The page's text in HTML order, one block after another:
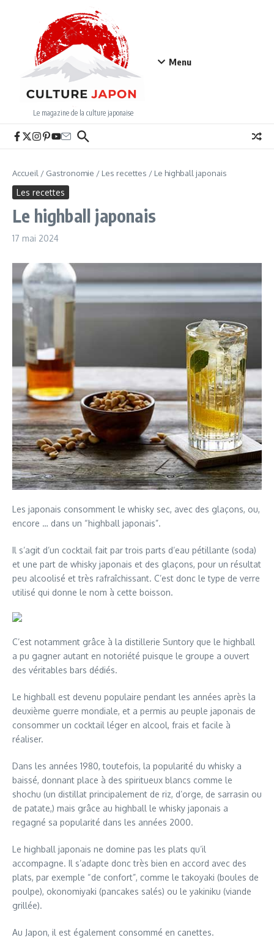
Le magazine de la culture japonaise
Menu
Accueil / Gastronomie / Les recettes / Le highball japonais
Les recettes
Le highball japonais
17 mai 2024
Les japonais consomment le whisky sec, avec des glaçons, ou,
encore … dans un “highball japonais”.
Il s’agit d’un cocktail fait par trois parts d’eau pétillante (soda)
et une part de whisky japonais et des glaçons, pour un résultat
peu alcoolisé et très rafraîchissant. C’est donc le type de verre
utilisé qui donne le nom à cette boisson.
C’est notamment grâce à la distillerie Suntory que le highball
a pu gagner autant en notoriété puisque le groupe a ouvert
des véritables bars dédiés.
Le highball est devenu populaire pendant les années après la
deuxième guerre mondiale, et a permis au peuple japonais de
consommer un cocktail léger en alcool, frais et facile à
réaliser.
Dans les années 1980, toutefois, la popularité du whisky a
baissé, donnant place à des spiritueux blancs comme le
shochu (un distillat principalement de riz, d’orge, de sarrasin ou
de patate,) mais grâce au highball le whisky japonais a
regagné sa popularité dans les années 2000.
Le highball japonais ne domine pas les plats qu’il
accompagne. Il s’adapte donc très bien en accord avec des
plats, par exemple “de confort”, comme le takoyaki (boules de
poulpe), okonomiyaki (pancakes salés) ou le yakiniku (viande
grillée).
Au Japon, il est également consommé en canettes.